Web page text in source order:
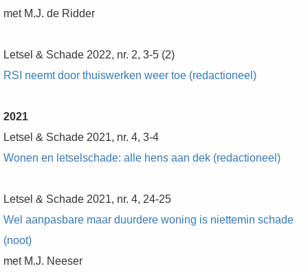
met M.J. de Ridder
Letsel & Schade 2022, nr. 2, 3-5 (2)
RSI neemt door thuiswerken weer toe (redactioneel)
2021
Letsel & Schade 2021, nr. 4, 3-4
Wonen en letselschade: alle hens aan dek (redactioneel)
Letsel & Schade 2021, nr. 4, 24-25
Wel aanpasbare maar duurdere woning is niettemin schade
(noot)
met M.J. Neeser